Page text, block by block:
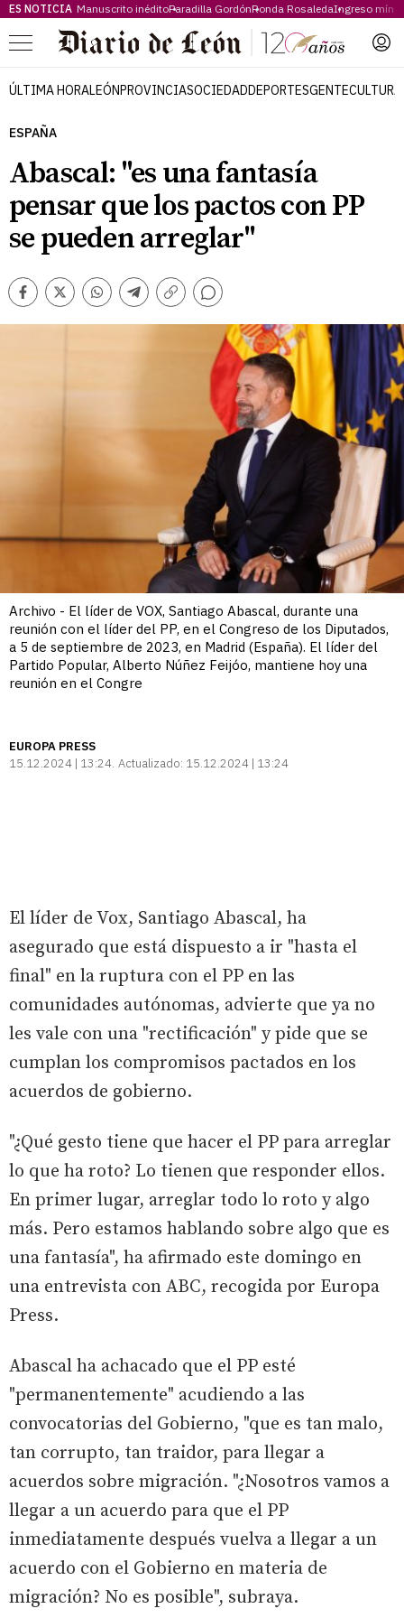
ES NOTICIA Manuscrito inéditoParadilla GordónRonda RosaledaIngreso
Menú
ÚLTIMA HORALEÓNPROVINCIASOCIEDADDEPORTESGENTECULTURA
ESPAÑA
Abascal: "es una fantasía
pensar que los pactos con PP
se pueden arreglar"
Facebook
TwitterWhatsappTelegram
Copiar
Comentarios
Archivo - El líder de VOX, Santiago Abascal, durante una
reunión con el líder del PP, en el Congreso de los Diputados,
a 5 de septiembre de 2023, en Madrid (España). El líder del
Partido Popular, Alberto Núñez Feijóo, mantiene hoy una
reunión en el Congre
EUROPA PRESS
15.12.2024 | 13:24 Actualizado: 15.12.2024 | 13:24
El líder de Vox, Santiago Abascal, ha
asegurado que está dispuesto a ir "hasta el
final" en la ruptura con el PP en las
comunidades autónomas, advierte que ya no
les vale con una "rectificación" y pide que se
cumplan los compromisos pactados en los
acuerdos de gobierno.
"¿Qué gesto tiene que hacer el PP para arreglar
lo que ha roto? Lo tienen que responder ellos.
En primer lugar, arreglar todo lo roto y algo
más. Pero estamos hablando sobre algo que es
una fantasía", ha afirmado este domingo en
una entrevista con ABC, recogida por Europa
Press.
Abascal ha achacado que el PP esté
"permanentemente" acudiendo a las
convocatorias del Gobierno, "que es tan malo,
tan corrupto, tan traidor, para llegar a
acuerdos sobre migración. "¿Nosotros vamos a
llegar a un acuerdo para que el PP
inmediatamente después vuelva a llegar a un
acuerdo con el Gobierno en materia de
migración? No es posible", subraya.